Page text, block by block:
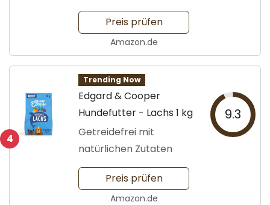
Preis prüfen
Amazon.de
4
Trending Now
Edgard & Cooper
Hundefutter - Lachs 1 kg
Getreidefrei mit
natürlichen Zutaten
9.3
Preis prüfen
Amazon.de